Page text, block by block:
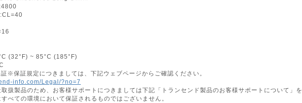
(32°F) ~ 85°C (185°F)
※保証規定につきましては、下記ウェブページからご確認ください。
info.com/Legal/?no=7
扱製品のため、お客様サポートにつきましては下記「トランセンド製品のお客様サポートについて」を
べての環境において保証されるものではございません。